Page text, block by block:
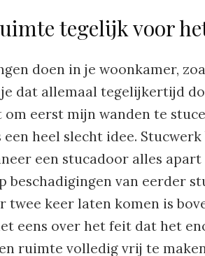
tegelijk voor
doen in je woonkamer,
dat allemaal tegelijkertijd
eerst mijn wanden te
heel slecht idee.
een stucadoor alles
beschadigingen van eerder
twee keer laten komen is
eens over het feit dat het
ruimte volledig vrij te